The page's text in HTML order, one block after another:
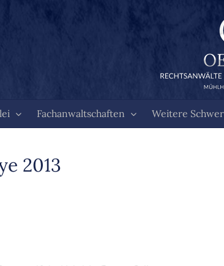
Fachanwaltschaften Weitere
2013